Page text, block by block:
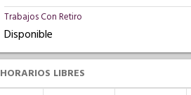
Trabajos Con Retiro
Disponible
HORARIOS LIBRES